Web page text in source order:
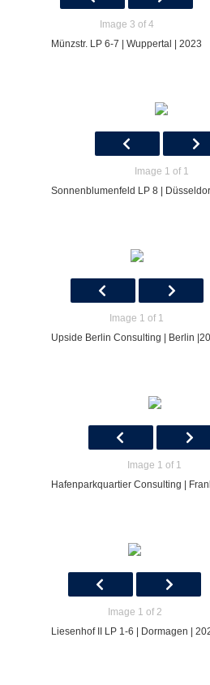
Image 3 of 4
Münzstr. LP 6-7 | Wuppertal | 2023
Image 1 of 1
Sonnenblumenfeld LP 8 |
Image 1 of 1
Upside Berlin Consulting | Berlin
Image 1 of 1
Hafenparkquartier Consulting |
Image 1 of 2
Liesenhof II LP 1-6 | Dormagen |